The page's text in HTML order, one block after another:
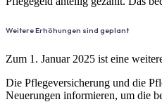
Weitere Erhöhungen sind geplant
Zum 1. Januar 2025 ist eine
Die Pflegeversicherung und die
Neuerungen informieren, um die